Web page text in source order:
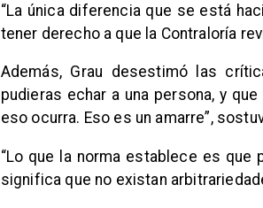
“La única diferencia que se está
tener derecho a que la Contraloría
Además, Grau desestimó las
pudieras echar a una persona, y
eso ocurra. Eso es un amarre”,
“Lo que la norma establece es
significa que no existan